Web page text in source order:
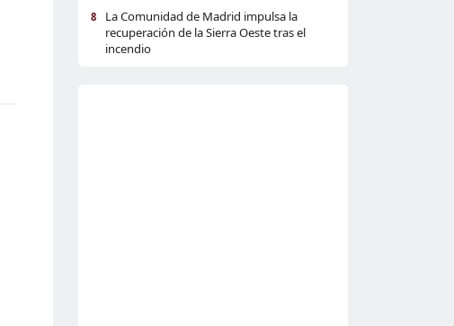
8
La Comunidad de Madrid impulsa la
recuperación de la Sierra Oeste tras el
incendio